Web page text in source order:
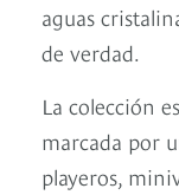
aguas
de verdad.
La colección
marcada por
playeros,